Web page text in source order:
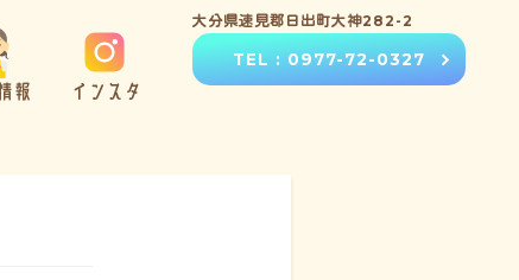
報 インスタ
大分県速見郡日出町大神282-2
TEL : 0977-72-0327